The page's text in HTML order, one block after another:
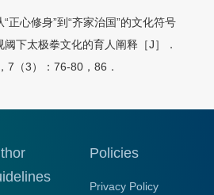
正心修身”到“齐家治国”的文化符号
下太极拳文化的育人阐释［J］．
7（3）：76-80，86．
Policies
Privacy Policy